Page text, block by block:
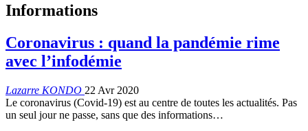
Informations
Coronavirus : quand la pandémie rime
avec l’infodémie
Lazarre KONDO 22 Avr 2020
Le coronavirus (Covid-19) est au centre de toutes les actualités. Pas
un seul jour ne passe, sans que des informations…